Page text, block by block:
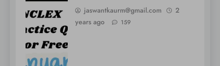
jaswantkaurm@gmail.com
2
years ago
159